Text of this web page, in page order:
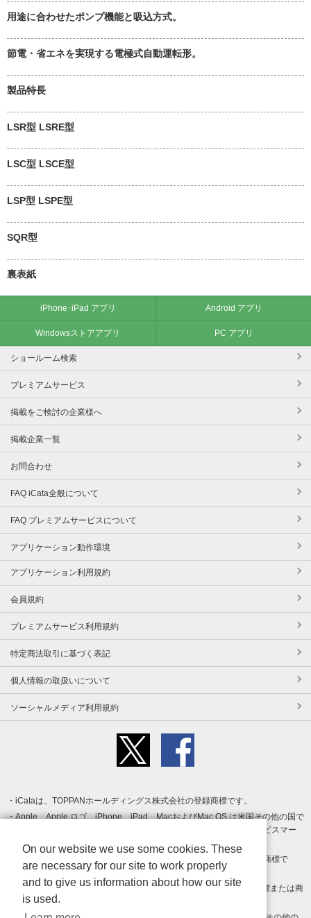
用途に合わせたポンプ機能と吸込方式。
節電・省エネを実現する電極式自動運転形。
製品特長
LSR型 LSRE型
LSC型 LSCE型
LSP型 LSPE型
SQR型
裏表紙
iPhone･iPad アプリ Android アプリ
Windowsストアアプリ PC アプリ
ショールーム検索
プレミアムサービス
掲載をご検討の企業様へ
掲載企業一覧
お問合わせ
FAQ iCata全般について
FAQ プレミアムサービスについて
アプリケーション動作環境
アプリケーション利用規約
会員規約
プレミアムサービス利用規約
特定商法取引に基づく表記
個人情報の取扱いについて
ソーシャルメディア利用規約
iCataは、TOPPANホールディングス株式会社の登録商標です。
Apple、Apple ロゴ、iPhone、iPad、MacおよびMac OS は米国その他の国で
登録された Apple Inc. の商標です。App Store は Apple Inc. のサービスマー
クです。
Android、Google Play および Google Play ロゴ は Google LLC の商標で
す。
Windows は Microsoft Inc.の米国およびその他の国における登録商標または商
標です。
On our website we use some cookies. These
are necessary for our site to work properly
and to give us information about how our site
is used.